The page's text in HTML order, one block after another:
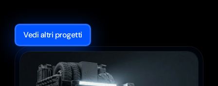
davverofieri.
Vedi altri progetti